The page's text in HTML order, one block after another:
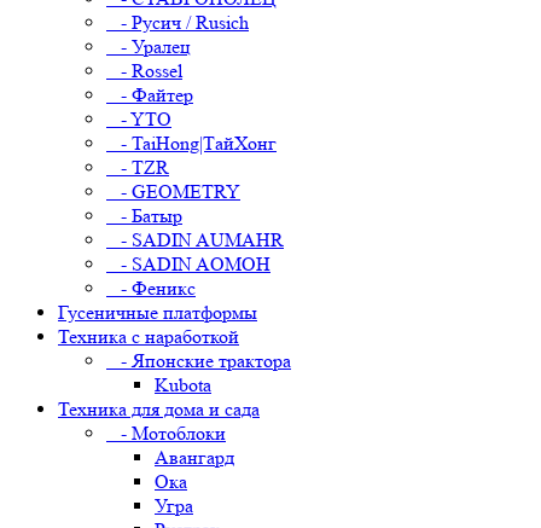
- Русич / Rusich
- Уралец
- Rossel
- Файтер
- YTO
- TaiHong|ТайХонг
- TZR
- GEOMETRY
- Батыр
- SADIN AUMAHR
- SADIN AOMOH
- Феникс
Гусеничные платформы
Техника с наработкой
- Японские трактора
Kubota
Техника для дома и сада
- Мотоблоки
Авангард
Ока
Угра